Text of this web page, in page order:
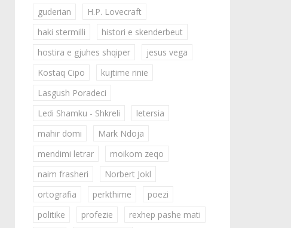
guderian
H.P. Lovecraft
haki stermilli
histori e skenderbeut
hostira e gjuhes shqiper
jesus vega
Kostaq Cipo
kujtime rinie
Lasgush Poradeci
Ledi Shamku - Shkreli
letersia
mahir domi
Mark Ndoja
mendimi letrar
moikom zeqo
naim frasheri
Norbert Jokl
ortografia
perkthime
poezi
politike
profezie
rexhep pashe mati